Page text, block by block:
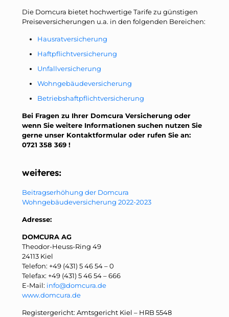
Die Domcura bietet hochwertige Tarife zu günstigen
Preiseversicherungen u.a. in den folgenden Bereichen:
Hausratversicherung
Haftpflichtversicherung
Unfallversicherung
Wohngebäudeversicherung
Betriebshaftpflichtversicherung
Bei Fragen zu Ihrer Domcura Versicherung oder
wenn Sie weitere Informationen suchen nutzen Sie
gerne unser Kontaktformular oder rufen Sie an:
0721 358 369 !
weiteres:
Beitragserhöhung der Domcura
Wohngebäudeversicherung 2022-2023
Adresse:
DOMCURA AG
Theodor-Heuss-Ring 49
24113 Kiel
Telefon: +49 (431) 5 46 54 – 0
Telefax: +49 (431) 5 46 54 – 666
E-Mail: info@domcura.de
www.domcura.de
Registergericht: Amtsgericht Kiel – HRB 5548